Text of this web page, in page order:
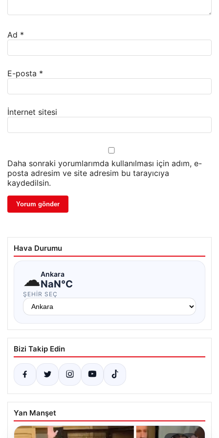
Ad *
E-posta *
İnternet sitesi
Daha sonraki yorumlarımda kullanılması için adım, e-
posta adresim ve site adresim bu tarayıcıya
kaydedilsin.
Hava Durumu
☁Ankara
NaN°C
ŞEHIR SEÇ
Bizi Takip Edin
Yan Manşet